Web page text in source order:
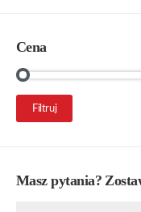
Cena
Cena
min.
Cena
maks.
Filtruj
Masz pytania?